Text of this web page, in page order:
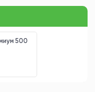
500